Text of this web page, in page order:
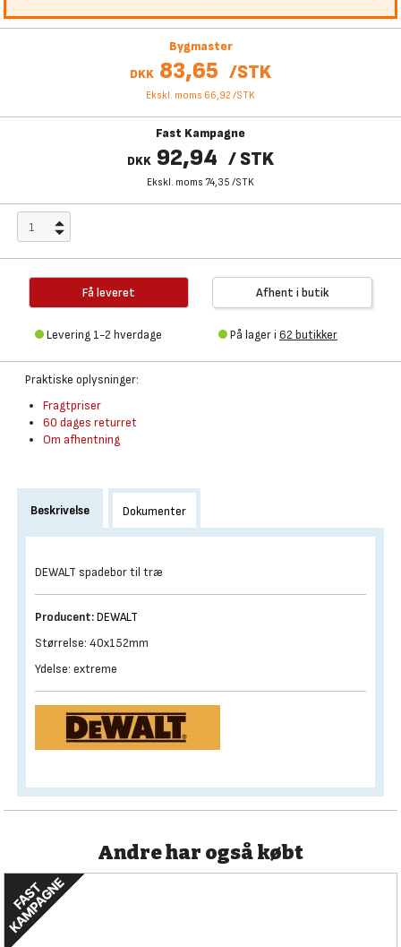
Bygmaster
DKK 83,65 /STK
Ekskl. moms 66,92 /STK
Fast Kampagne
DKK 92,94 /STK
Ekskl. moms 74,35 /STK
Få leveret
Levering 1-2 hverdage
Afhent i butik
På lager i 62 butikker
Praktiske oplysninger:
Fragtpriser
60 dages returret
Om afhentning
Beskrivelse Dokumenter
DEWALT spadebor til træ
Producent:DEWALT
Størrelse: 40x152mm
Ydelse: extreme
Andre har også købt